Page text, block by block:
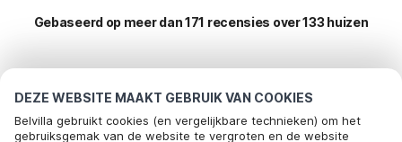
DEZE WEBSITE MAAKT GEBRUIK VAN COOKIES
Belvilla gebruikt cookies (en vergelijkbare technieken) om het
gebruiksgemak van de website te vergroten en de website
Gebaseerd op meer dan 171 recensies over 133 huizen
Meest populaire bestemmingen voor
vakantie